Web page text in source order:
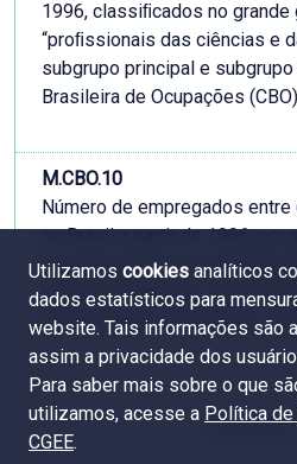
1996, classiﬁcados no grande
“proﬁssionais das ciências e
subgrupo principal e
Brasileira de Ocupações
M.CBO.10
Número de empregados
no Brasil a partir de 1996, por
ocupacional da classificação
(CBO) do emprego e por
conhecimento da titulação,
Page 3 de
Utilizamos cookies analíticos
dados estatísticos para
website. Tais informações são
assim a privacidade dos
Para saber mais sobre o que
utilizamos, acesse a Política
CGEE.